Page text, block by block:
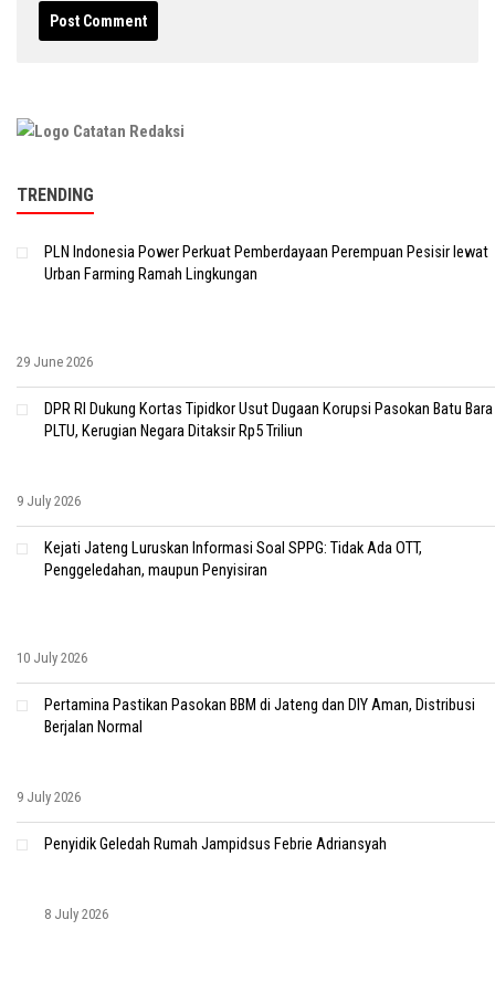
TRENDING
PLN Indonesia Power Perkuat Pemberdayaan Perempuan Pesisir lewat
Urban Farming Ramah Lingkungan
29 June 2026
DPR RI Dukung Kortas Tipidkor Usut Dugaan Korupsi Pasokan Batu Bara
PLTU, Kerugian Negara Ditaksir Rp5 Triliun
9 July 2026
Kejati Jateng Luruskan Informasi Soal SPPG: Tidak Ada OTT,
Penggeledahan, maupun Penyisiran
10 July 2026
Pertamina Pastikan Pasokan BBM di Jateng dan DIY Aman, Distribusi
Berjalan Normal
9 July 2026
Penyidik Geledah Rumah Jampidsus Febrie Adriansyah
8 July 2026